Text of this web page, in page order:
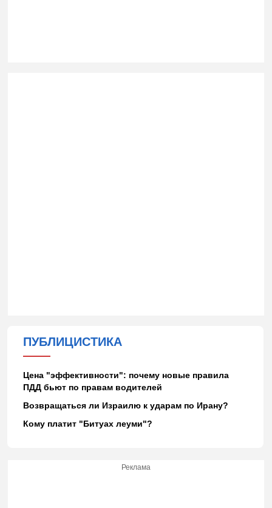
ПУБЛИЦИСТИКА
Цена "эффективности": почему новые правила
ПДД бьют по правам водителей
Возвращаться ли Израилю к ударам по Ирану?
Кому платит "Битуах леуми"?
Реклама